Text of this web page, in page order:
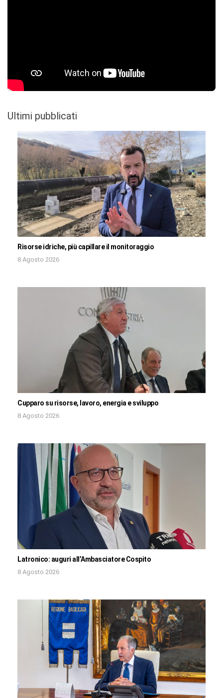
Ultimi pubblicati
Risorse idriche, più capillare il monitoraggio
8 Agosto 2026
Cupparo su risorse, lavoro, energia e sviluppo
8 Agosto 2026
Latronico: auguri all’Ambasciatore Cospito
8 Agosto 2026